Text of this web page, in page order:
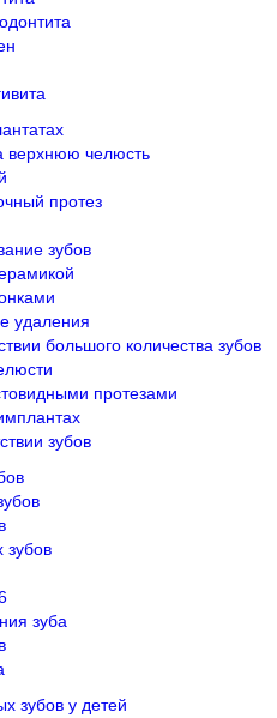
верхнюю челюсть
протез
зубов
удаления
большого количества зубов
протезами
зубов
зубов
зуба
зубов у детей